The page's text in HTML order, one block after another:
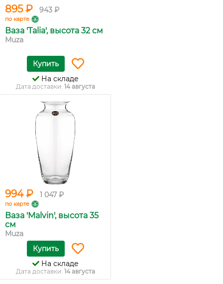
895 ₽ 943 ₽
по карте
Ваза 'Talia', высота 32 см
Muza
Купить
На складе
Дата доставки: 14 августа
994 ₽ 1 047 ₽
по карте
Ваза 'Malvin', высота 35
см
Muza
Купить
На складе
Дата доставки: 14 августа